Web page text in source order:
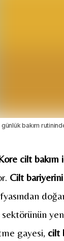
bakım
cilt
Cilt
gayesi, cilt